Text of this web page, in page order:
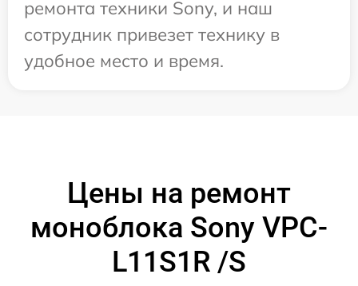
ремонта техники Sony, и наш
сотрудник привезет технику в
удобное место и время.
Цены на ремонт
моноблока Sony VPC-
L11S1R /S